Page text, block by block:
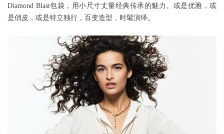
Diamond Blast包袋，用小尺寸丈量经典传承的魅力。或是优雅，或
是俏皮，或是特立独行，百变造型，时髦演绎。